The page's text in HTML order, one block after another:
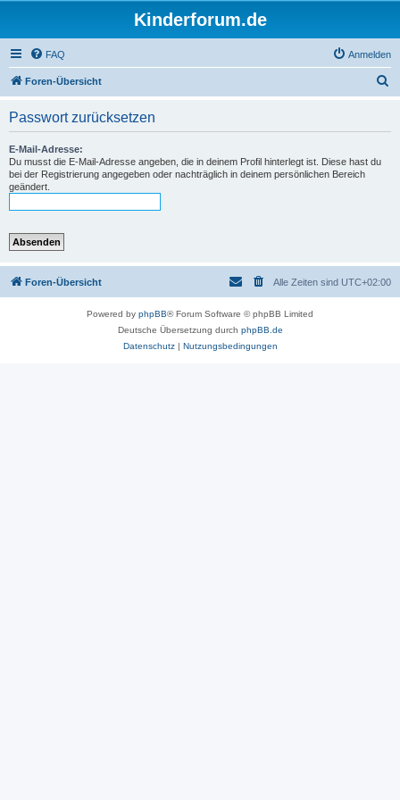
Kinderforum.de
FAQ Anmelden
Foren-Übersicht
Passwort zurücksetzen
E-Mail-Adresse:
Du musst die E-Mail-Adresse angeben, die in deinem Profil hinterlegt ist. Diese hast du
bei der Registrierung angegeben oder nachträglich in deinem persönlichen Bereich
geändert.
Foren-Übersicht Alle Zeiten sind UTC+02:00
Powered by phpBB® Forum Software © phpBB Limited
Deutsche Übersetzung durch phpBB.de
Datenschutz| Nutzungsbedingungen